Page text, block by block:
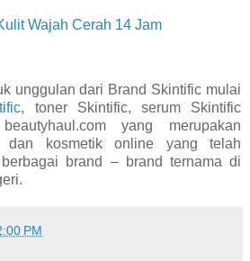
Wajah Cerah 14 Jam
unggulan dari Brand Skintific mulai
, toner Skintific, serum Skintific
yang merupakan
dan kosmetik online yang telah
brand – brand ternama di
PM